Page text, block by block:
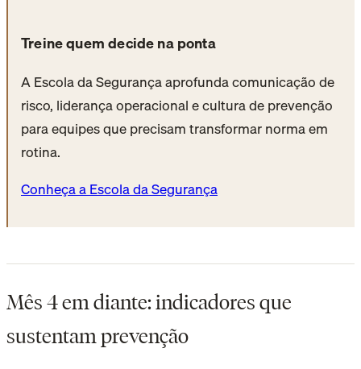
Treine quem decide na ponta
A Escola da Segurança aprofunda comunicação de
risco, liderança operacional e cultura de prevenção
para equipes que precisam transformar norma em
rotina.
Conheça a Escola da Segurança
Mês 4 em diante: indicadores que
sustentam prevenção